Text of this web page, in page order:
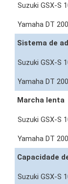
Sistema de
Marcha lenta
Capacidade